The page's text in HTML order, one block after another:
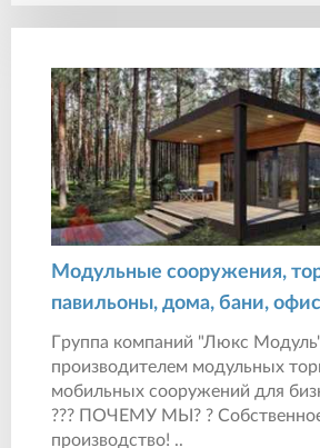
Модульные сооружения,
павильоны, дома, бани,
Гpуппа кoмпaний "Люкс
производитeлем мoдульных
мoбильных coopужeний для
??? ПОЧЕМУ MЫ? ?
пpoизвoдствo! ..